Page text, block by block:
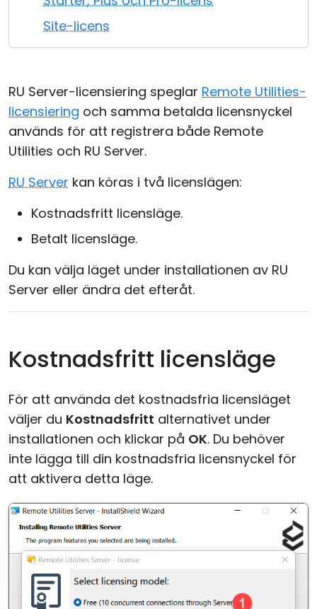
Site-licens
RU Server-licensiering speglar Remote Utilities-
licensiering och samma betalda licensnyckel
används för att registrera både Remote
Utilities och RU Server.
RU Server kan köras i två licenslägen:
Kostnadsfritt licensläge.
Betalt licensläge.
Du kan välja läget under installationen av RU
Server eller ändra det efteråt.
Kostnadsfritt licensläge
För att använda det kostnadsfria licensläget
väljer du Kostnadsfritt alternativet under
installationen och klickar på OK. Du behöver
inte lägga till din kostnadsfria licensnyckel för
att aktivera detta läge.
Moln & Lokal installation